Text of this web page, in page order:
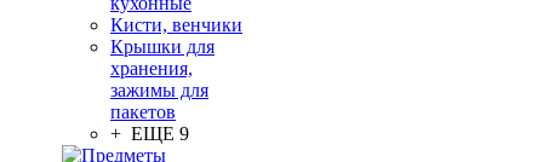
Кисти, венчики
Крышки для
хранения,
зажимы для
пакетов
+ ЕЩЕ 9